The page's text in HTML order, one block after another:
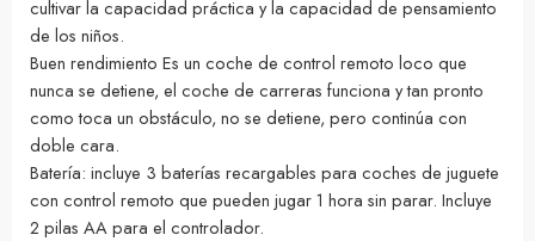
cultivar la capacidad práctica y la capacidad de pensamiento
de los niños.
Buen rendimiento Es un coche de control remoto loco que
nunca se detiene, el coche de carreras funciona y tan pronto
como toca un obstáculo, no se detiene, pero continúa con
doble cara.
Batería: incluye 3 baterías recargables para coches de juguete
con control remoto que pueden jugar 1 hora sin parar. Incluye
2 pilas AA para el controlador.